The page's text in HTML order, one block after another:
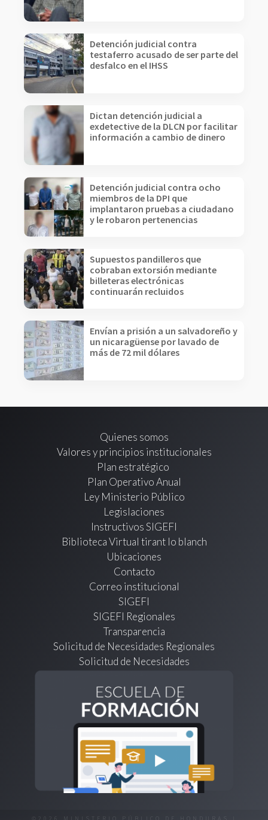
Detención judicial contra
testaferro acusado de ser parte del
desfalco en el IHSS
Dictan detención judicial a
exdetective de la DLCN por facilitar
información a cambio de dinero
Detención judicial contra ocho
miembros de la DPI que
implantaron pruebas a ciudadano
y le robaron pertenencias
Supuestos pandilleros que
cobraban extorsión mediante
billeteras electrónicas
continuarán recluidos
Envían a prisión a un salvadoreño y
un nicaragüense por lavado de
más de 72 mil dólares
Quienes somos
Valores y principios institucionales
Plan estratégico
Plan Operativo Anual
Ley Ministerio Público
Legislaciones
Instructivos SIGEFI
Biblioteca Virtual tirant lo blanch
Ubicaciones
Contacto
Correo institucional
SIGEFI
SIGEFI Regionales
Transparencia
Solicitud de Necesidades Regionales
Solicitud de Necesidades